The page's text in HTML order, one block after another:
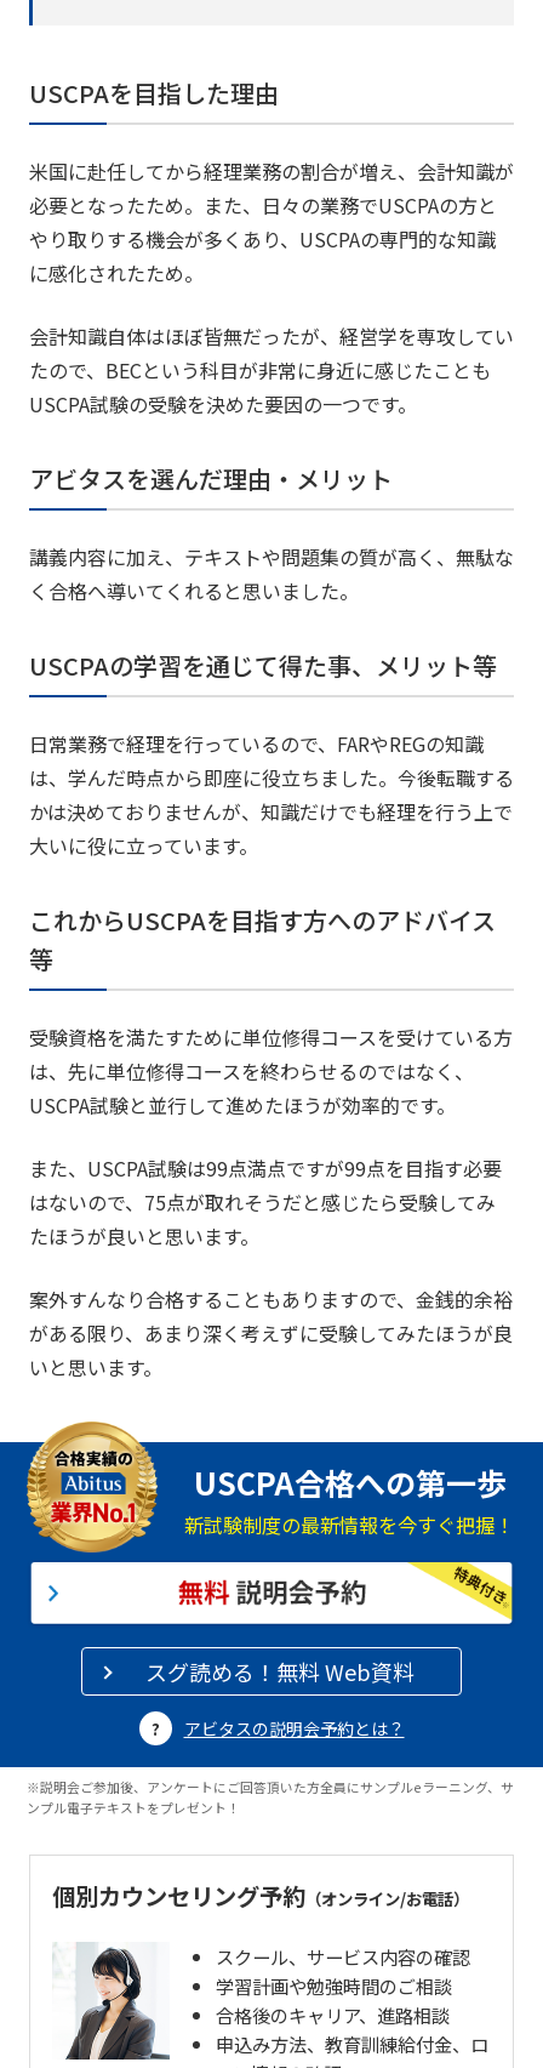
USCPAを目指した理由
米国に赴任してから経理業務の割合が増え、会計知識が
必要となったため。また、日々の業務でUSCPAの方と
やり取りする機会が多くあり、USCPAの専門的な知識
に感化されたため。
会計知識自体はほぼ皆無だったが、経営学を専攻してい
たので、BECという科目が非常に身近に感じたことも
USCPA試験の受験を決めた要因の一つです。
アビタスを選んだ理由・メリット
講義内容に加え、テキストや問題集の質が高く、無駄な
く合格へ導いてくれると思いました。
USCPAの学習を通じて得た事、メリット等
日常業務で経理を行っているので、FARやREGの知識
は、学んだ時点から即座に役立ちました。今後転職する
かは決めておりませんが、知識だけでも経理を行う上で
大いに役に立っています。
これからUSCPAを目指す方へのアドバイス
等
受験資格を満たすために単位修得コースを受けている方
は、先に単位修得コースを終わらせるのではなく、
USCPA試験と並行して進めたほうが効率的です。
また、USCPA試験は99点満点ですが99点を目指す必要
はないので、75点が取れそうだと感じたら受験してみ
たほうが良いと思います。
案外すんなり合格することもありますので、金銭的余裕
がある限り、あまり深く考えずに受験してみたほうが良
いと思います。
USCPA合格への第一歩
新試験制度の最新情報を今すぐ把握！
スグ読める！無料 Web資料
アビタスの説明会予約とは？
※説明会ご参加後、アンケートにご回答頂いた方全員にサンプルeラーニング、サ
ンプル電子テキストをプレゼント！
個別カウンセリング予約（オンライン/お電話）
スクール、サービス内容の確認
学習計画や勉強時間のご相談
合格後のキャリア、進路相談
申込み方法、教育訓練給付金、ロ